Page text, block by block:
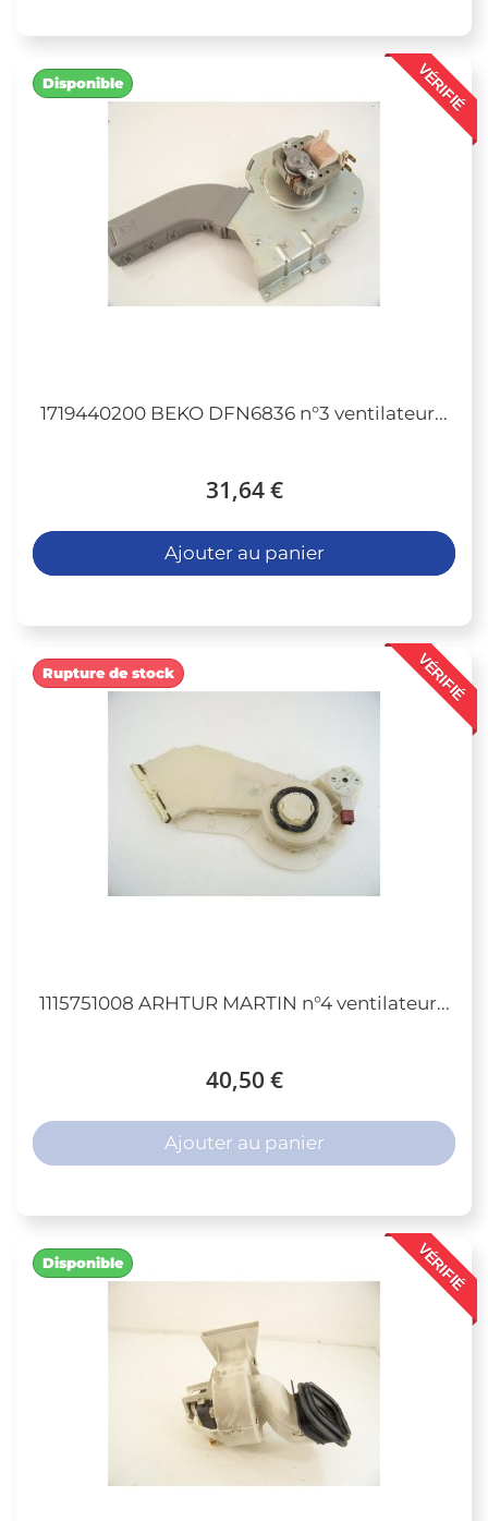
VÉRIFIÉ
1719440200 BEKO DFN6836 n°3 ventilateur...
31,64 €
Disponible
Ajouter au panier
VÉRIFIÉ
1115751008 ARHTUR MARTIN n°4 ventilateur...
40,50 €
Rupture de stock
Ajouter au panier
VÉRIFIÉ
Disponible